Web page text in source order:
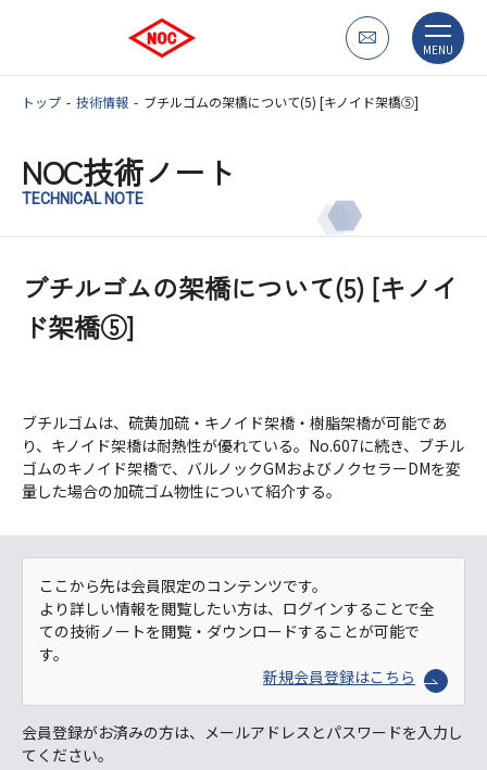
MENU
トップ 技術情報 ブチルゴムの架橋について(5) [キノイド架橋⑤]
NOC技術ノート
TECHNICAL NOTE
ブチルゴムの架橋について(5) [キノイ
ド架橋⑤]
ブチルゴムは、硫黄加硫・キノイド架橋・樹脂架橋が可能であ
り、キノイド架橋は耐熱性が優れている。No.607に続き、ブチル
ゴムのキノイド架橋で、バルノックGMおよびノクセラーDMを変
量した場合の加硫ゴム物性について紹介する。
ここから先は会員限定のコンテンツです。
より詳しい情報を閲覧したい方は、ログインすることで全
ての技術ノートを閲覧・ダウンロードすることが可能で
す。
新規会員登録はこちら
会員登録がお済みの方は、メールアドレスとパスワードを入力し
てください。